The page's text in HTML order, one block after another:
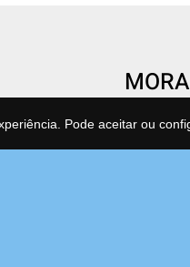
água
Pode aceitar ou